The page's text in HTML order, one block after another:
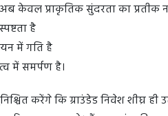
केवल प्राकृतिक सुंदरता का प्रतीक
है
में गति है
में समर्पण है।
करेंगे कि ग्राउंडेड निवेश शीघ्र